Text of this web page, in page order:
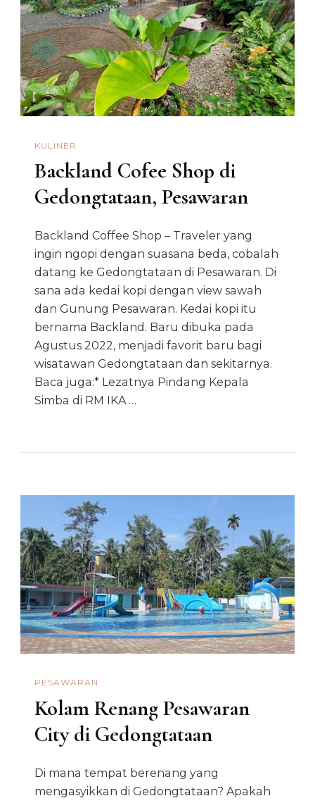
KULINER
Backland Cofee Shop di
Gedongtataan, Pesawaran
Backland Coffee Shop – Traveler yang
ingin ngopi dengan suasana beda, cobalah
datang ke Gedongtataan di Pesawaran. Di
sana ada kedai kopi dengan view sawah
dan Gunung Pesawaran. Kedai kopi itu
bernama Backland. Baru dibuka pada
Agustus 2022, menjadi favorit baru bagi
wisatawan Gedongtataan dan sekitarnya.
Baca juga:* Lezatnya Pindang Kepala
Simba di RM IKA …
PESAWARAN
Kolam Renang Pesawaran
City di Gedongtataan
Di mana tempat berenang yang
mengasyikkan di Gedongtataan? Apakah